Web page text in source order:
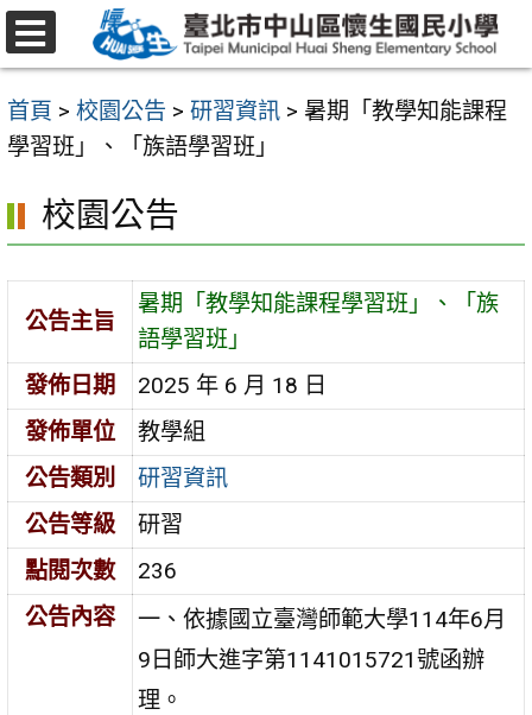
跳
至
要
內
區
首頁 > 校園公告 > 研習資訊 > 暑期「教學知能課程
學習班」、「族語學習班」
校園公告
公告主旨
暑期「教學知能課程學習班」、「族
語學習班」
發佈日期
2025 年 6 月 18 日
發佈單位
教學組
公告類別
研習資訊
公告等級
研習
點閱次數
236
公告內容
一、依據國立臺灣師範大學114年6月
9日師大進字第1141015721號函辦
理。
選
單